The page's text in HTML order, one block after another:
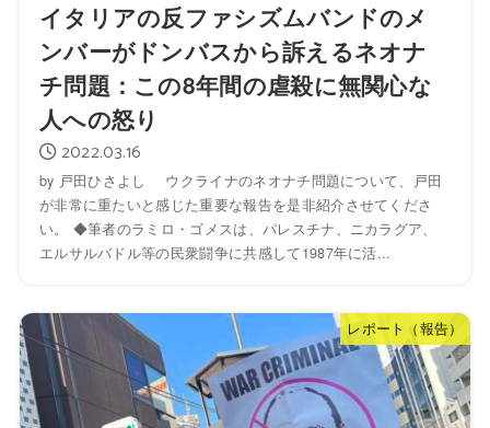
イタリアの反ファシズムバンドのメ
ンバーがドンバスから訴えるネオナ
チ問題：この8年間の虐殺に無関心な
人への怒り
2022.03.16
by 戸田ひさよし ウクライナのネオナチ問題について、戸田
が非常に重たいと感じた重要な報告を是非紹介させてくださ
い。 ◆筆者のラミロ・ゴメスは、パレスチナ、ニカラグア、
エルサルバドル等の民衆闘争に共感して1987年に活...
レポート（報告）